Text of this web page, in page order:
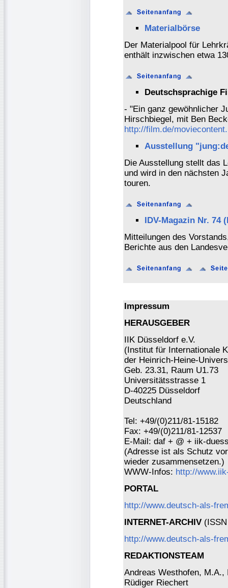
Materialbörse
Der Materialpool für
enthält inzwischen etwa
Deutschsprachige
- "Ein ganz gewöhnlicher
Hirschbiegel, mit Ben
http://film.de/
Ausstellung
Die Ausstellung stellt das
und wird in den nächsten
touren.
IDV-Magazin Nr. 74
Mitteilungen des
Berichte aus den
Impressum
HERAUSGEBER
IIK Düsseldorf e.V.
(Institut für Internationale
der Heinrich-Heine-
Geb. 23.31, Raum U1.73
Universitätsstrasse 1
D-40225 Düsseldorf
Deutschland
Tel: +49/(0)211/81-15182
Fax: +49/(0)211/81-12537
E-Mail: daf + @ + iik-
(Adresse ist als Schutz
wieder zusammensetzen.)
WWW-Infos: http://
PORTAL
http://www.deutsch-als-
INTERNET-ARCHIV
http://www.deutsch-als-
REDAKTIONSTEAM
Andreas Westhofen, M.A.,
Rüdiger Riechert